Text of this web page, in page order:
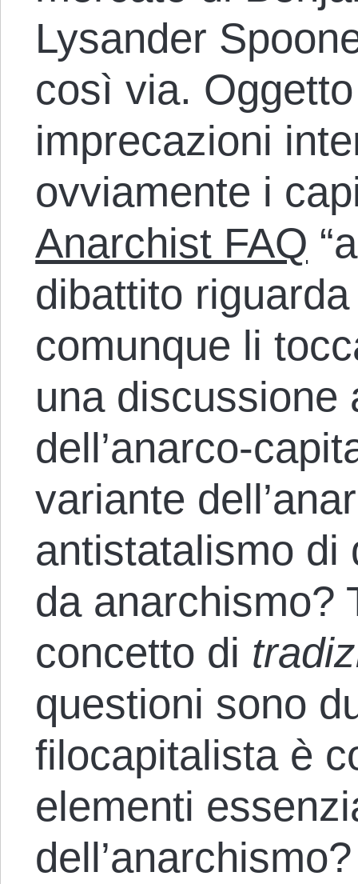
Lysander
così via.
imprecazioni
ovviamente i
Anarchist FAQ
dibattito
comunque li
una discussione
dell’anarco-
variante
antistatalismo di
da anarchismo?
concetto di
questioni sono
filocapitalista è
elementi